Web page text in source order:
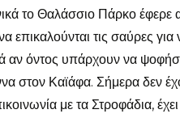
το Θαλάσσιο Πάρκο έφερε
επικαλούνται τις σαύρες
αν όντος υπάρχουν να
Καϊάφα. Σήμερα δεν
με τα Στροφάδια,